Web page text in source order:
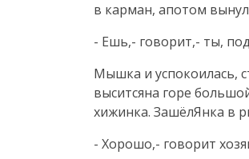
в карман, апотом
- Ешь,- говорит,- ты,
Мышка и успокоилась,
выситсяна горе
хижинка. ЗашёлЯнка в
- Хорошо,- говорит